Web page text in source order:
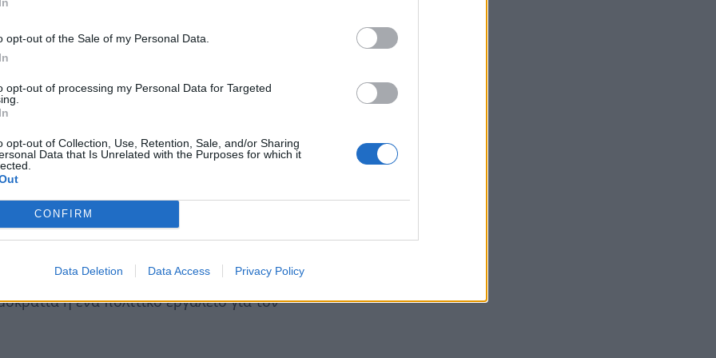
opt-out of the Sale of my Personal Data.
opt-out of processing my Personal Data for Targeted
opt-out of Collection, Use, Retention, Sale, and/or Sharing
Data that Is Unrelated with the Purposes for which it
CONFIRM
Data Deletion Data Access Privacy Policy
που φαίνεται να εξετάζει την
ή αμφισβήτηση, αλλά ως μέσο
είναι το απάνεμο λιμάνι του μέλλοντος,
την καταιγίδα. Ενώ οι μεγάλοι
πείσουν πως τα πάντα γίνονται πιο
στην πραγματικότητα χάνουμε
τρόπο.
ή ένα πολιτικό εργαλείο για τον